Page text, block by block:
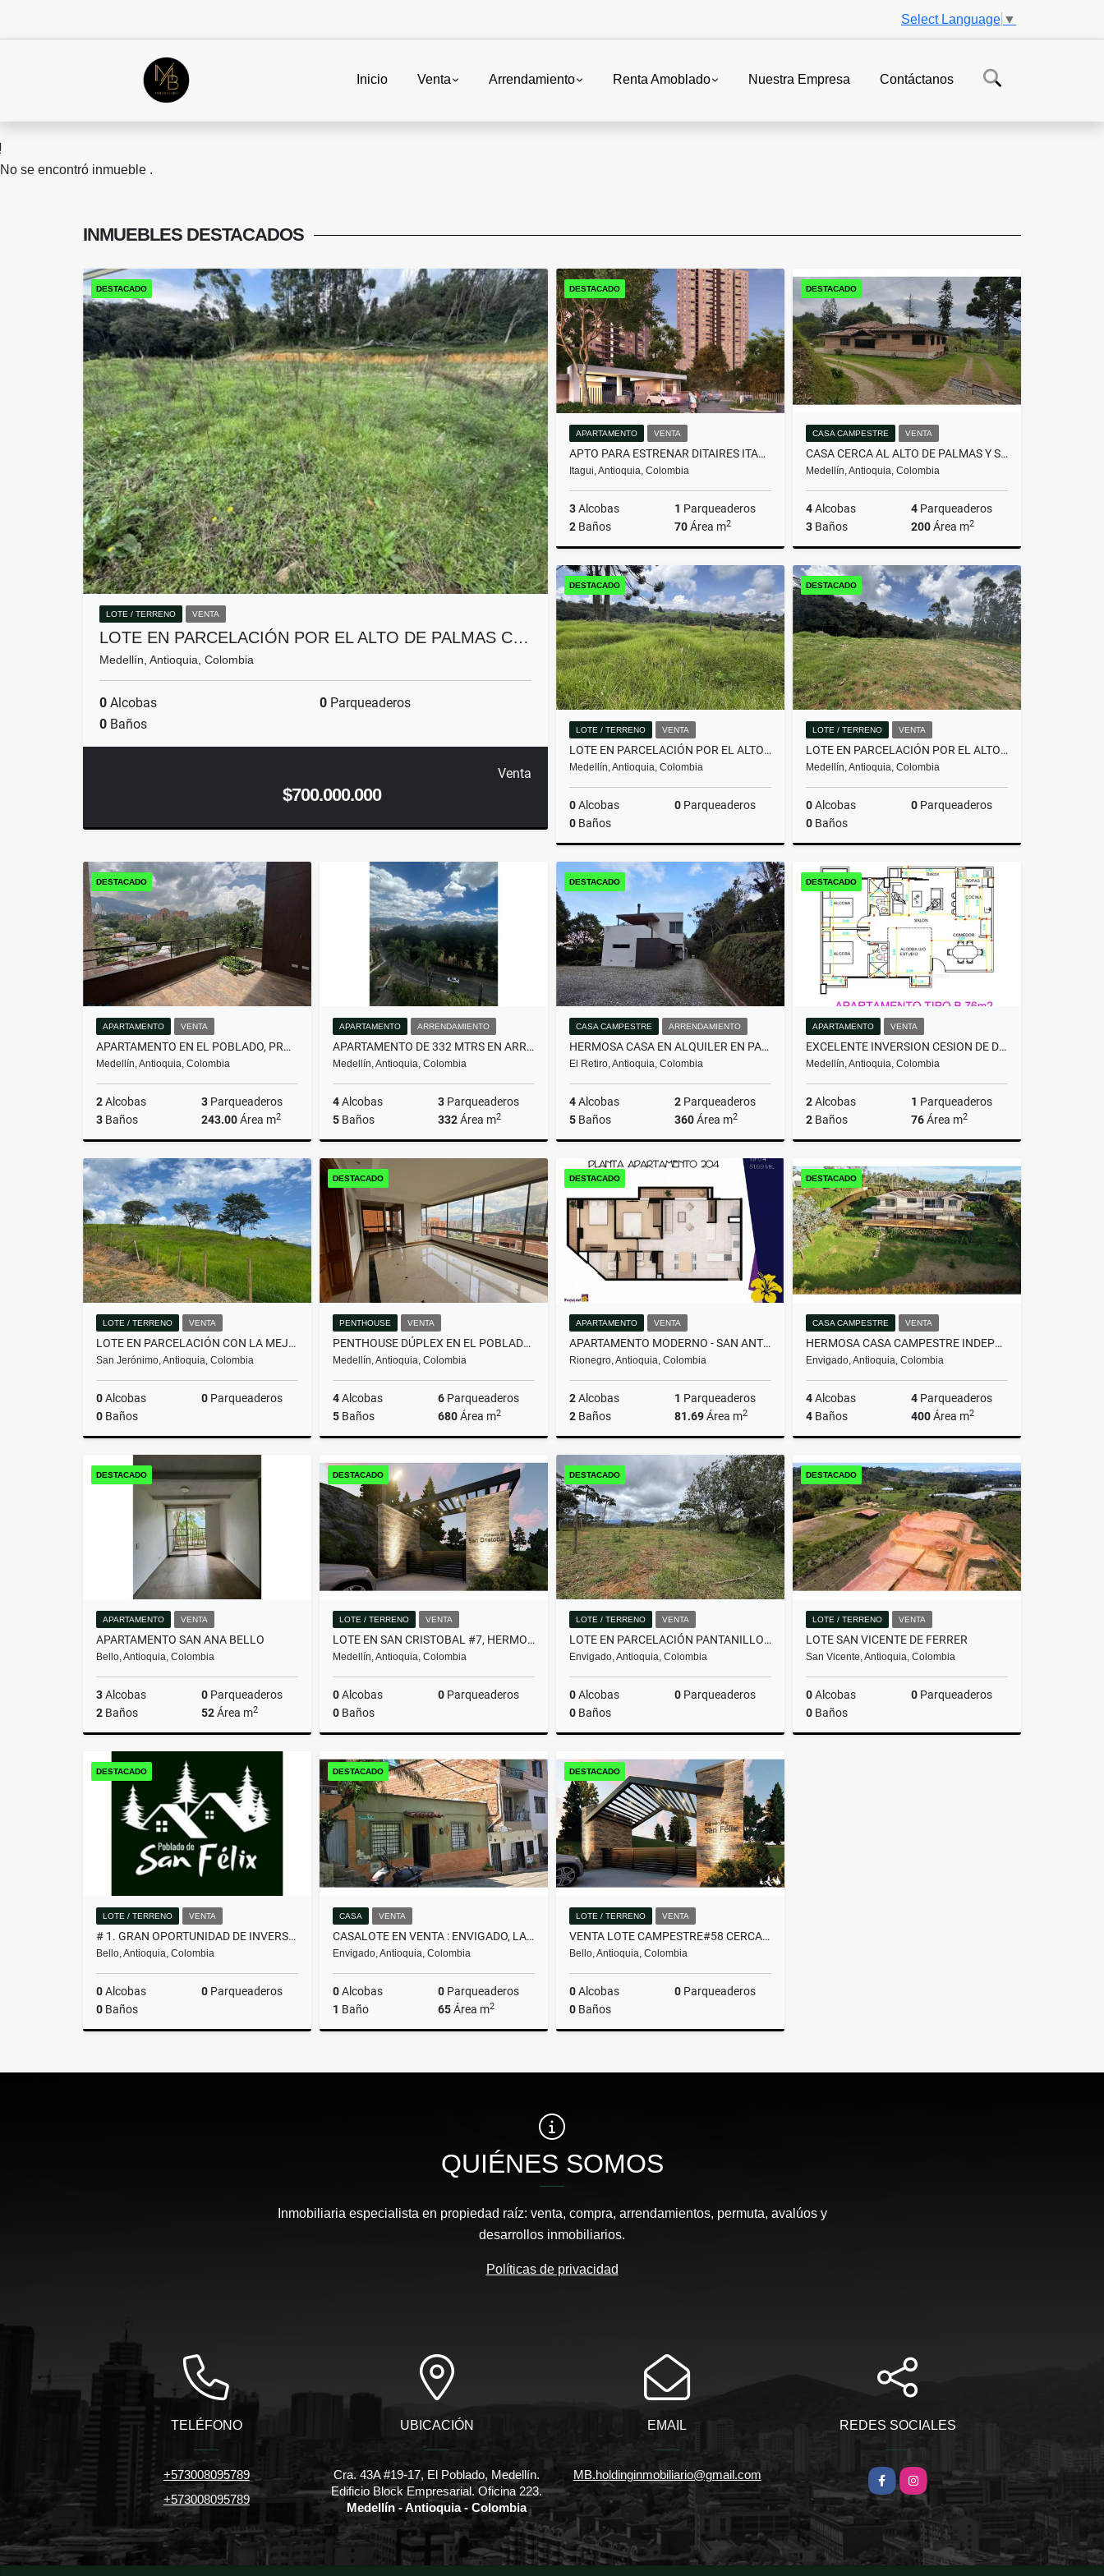
Select Language ▼
Inicio Venta Arrendamiento Renta Amoblado Nuestra Empresa Contáctanos
No se encontró inmueble .
INMUEBLES DESTACADOS
DESTACADO
LOTE / TERRENO VENTA
LOTE EN PARCELACIÓN POR EL ALTO DE PALMAS C…
Medellín, Antioquia, Colombia
0 Alcobas 0 Parqueaderos
0 Baños
Venta
$700.000.000
DESTACADO
APARTAMENTO VENTA
APTO PARA ESTRENAR DITAIRES ITAGUI
Itagui, Antioquia, Colombia
3Alcobas 1 Parqueaderos
2 Baños 70Área m2
Venta
$550.000.000
DESTACADO
CASA CAMPESTRE VENTA
CASA CERCA AL ALTO DE PALMAS Y SANTA ELENA
Medellín, Antioquia, Colombia
4Alcobas 4 Parqueaderos
3 Baños 200Área m2
Venta
$1.200.000.000
DESTACADO
LOTE / TERRENO VENTA
LOTE EN PARCELACIÓN POR EL ALTO DE PALMAS CON LICENCIA
Medellín, Antioquia, Colombia
0Alcobas 0 Parqueaderos
0 Baños
Venta
$600.000.000
DESTACADO
LOTE / TERRENO VENTA
LOTE EN PARCELACIÓN POR EL ALTO DE PALMAS CON LICENCIA
Medellín, Antioquia, Colombia
0Alcobas 0 Parqueaderos
0 Baños
Venta
$800.000.000
DESTACADO
APARTAMENTO VENTA
APARTAMENTO EN EL POBLADO, PROYECTO NUEVO PARA DIS...(MLS#259674)
Medellín, Antioquia, Colombia
2Alcobas 3 Parqueaderos
3 Baños 243.00Área m2
Venta
$2.650.000.000
APARTAMENTO ARRENDAMIENTO
APARTAMENTO DE 332 MTRS EN ARRIENDO EN EL POBLADO, MEDELLÍN
Medellín, Antioquia, Colombia
4Alcobas 3 Parqueaderos
5 Baños 332Área m2
DESTACADO
CASA CAMPESTRE ARRENDAMIENTO
HERMOSA CASA EN ALQUILER EN PARCELACIÓN CAMPESTRE EN EL RETIRO
El Retiro, Antioquia, Colombia
4Alcobas 2 Parqueaderos
5 Baños 360Área m2
Arrendamiento
DESTACADO
APARTAMENTO VENTA
EXCELENTE INVERSION CESION DE DERECHOS ACABADO MODERNO -FLORESTA
Medellín, Antioquia, Colombia
2Alcobas 1 Parqueaderos
2 Baños 76Área m2
Venta
$607.200.000
LOTE / TERRENO VENTA
LOTE EN PARCELACIÓN CON LA MEJOR VISTA DEL SECTOR
San Jerónimo, Antioquia, Colombia
0Alcobas 0 Parqueaderos
0 Baños
$699.360.000
DESTACADO
PENTHOUSE VENTA
PENTHOUSE DÚPLEX EN EL POBLADO: VISTAS, ESPACIOS Y EXCLUSIVIDAD.
Medellín, Antioquia, Colombia
4Alcobas 6 Parqueaderos
5 Baños 680Área m2
Venta
$3.950.000.000
DESTACADO
APARTAMENTO VENTA
APARTAMENTO MODERNO - SAN ANTONIO DE PEREIRA
Rionegro, Antioquia, Colombia
2Alcobas 1 Parqueaderos
2 Baños 81.69Área m2
Venta
$580.000.000
DESTACADO
CASA CAMPESTRE VENTA
HERMOSA CASA CAMPESTRE INDEPENDIENTE EN EL ALTO DE LAS PALMAS
Envigado, Antioquia, Colombia
4Alcobas 4 Parqueaderos
4 Baños 400Área m2
Venta
$2.800.000.000
DESTACADO
APARTAMENTO VENTA
APARTAMENTO SAN ANA BELLO
Bello, Antioquia, Colombia
3Alcobas 0 Parqueaderos
2 Baños 52Área m2
$280.000.000.000
DESTACADO
LOTE / TERRENO VENTA
LOTE EN SAN CRISTOBAL #7, HERMOSA VISTA PANORAMICA EN PARCELACION
Medellín, Antioquia, Colombia
0Alcobas 0 Parqueaderos
0 Baños
Venta
$357.480.000
DESTACADO
LOTE / TERRENO VENTA
LOTE EN PARCELACIÓN PANTANILLO ENVIGADO ALTOS DE LA MANUELA
Envigado, Antioquia, Colombia
0Alcobas 0 Parqueaderos
0 Baños
Venta
$2.000.000.000
DESTACADO
LOTE / TERRENO VENTA
LOTE SAN VICENTE DE FERRER
San Vicente, Antioquia, Colombia
0Alcobas 0 Parqueaderos
0 Baños
DESTACADO
LOTE / TERRENO VENTA
# 1. GRAN OPORTUNIDAD DE INVERSIÓN, LOTE EN VENTA EN SAN FÉLIX
Bello, Antioquia, Colombia
0Alcobas 0 Parqueaderos
0 Baños
$260.000.000
DESTACADO
CASA VENTA
CASALOTE EN VENTA : ENVIGADO, LA SEBASTIANA
Envigado, Antioquia, Colombia
0Alcobas 0 Parqueaderos
1 Baño 65Área m2
$430.000.000
DESTACADO
LOTE / TERRENO VENTA
VENTA LOTE CAMPESTRE#58 CERCA A MEDELLÍN, VISTA PANORÁMICA SIN PEAJE
Bello, Antioquia, Colombia
0Alcobas 0 Parqueaderos
0 Baños
$382.480.000
QUIÉNES SOMOS
Inmobiliaria especialista en propiedad raíz: venta, compra, arrendamientos, permuta, avalúos y
desarrollos inmobiliarios.
Políticas de privacidad
TELÉFONO
+573008095789
+573008095789
UBICACIÓN
Cra. 43A #19-17, El Poblado, Medellín.
Edificio Block Empresarial. Oficina 223.
Medellín - Antioquia - Colombia
EMAIL
MB.holdinginmobiliario@gmail.com
REDES SOCIALES
FacebookInstagram